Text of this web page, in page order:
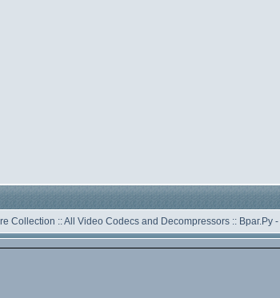
Collection ::All Video Codecs and Decompressors :: Враг.Ру -